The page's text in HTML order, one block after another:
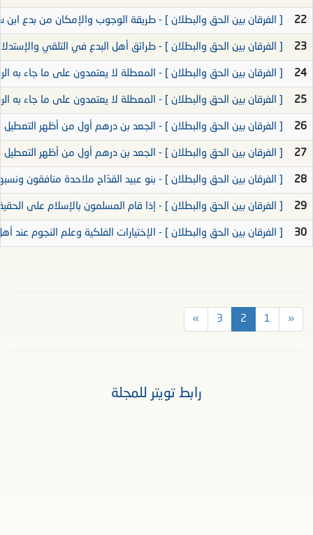
22 [ الفرقان بين الحق والبطلان ] - طريقة الوجوب والإمكان من بدع ابن
23 [ الفرقان بين الحق والبطلان ] - طرائق أهل البدع في التلقي
24 [ الفرقان بين الحق والبطلان ] - المعطلة لا يعتمدون على ما جاء به
25 [ الفرقان بين الحق والبطلان ] - المعطلة لا يعتمدون على ما جاء به
26 [ الفرقان بين الحق والبطلان ] - الجعد بن درهم أول من أظهر التعطيل
27 [ الفرقان بين الحق والبطلان ] - الجعد بن درهم أول من أظهر التعطيل
28 [ الفرقان بين الحق والبطلان ] - بنو عبيد القدّاح ملاحدة منافقون
29 [ الفرقان بين الحق والبطلان ] - إذا قام المسلمون بالإسلام على
30 [ الفرقان بين الحق والبطلان ] - الإختيارات الفلكية وعلم النجوم
«
1
2
3
»
رابط تويتر للمجلة